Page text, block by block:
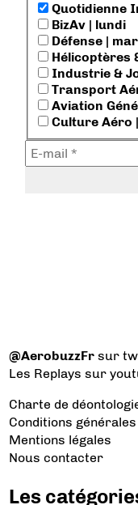
Quotidienne
BizAv | lundi
Défense |
Hélicoptères
Industrie &
Transport
Aviation
Culture Aéro
@AerobuzzFr sur
Les Replays sur
Charte de
Conditions
Mentions légales
Nous contacter
Les